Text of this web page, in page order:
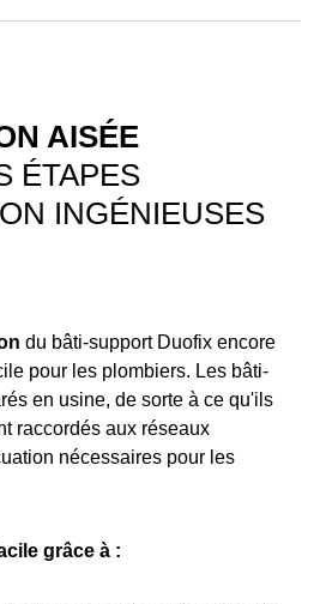
AISÉE
ÉTAPES
INGÉNIEUSES
du bâti-support Duofix encore
pour les plombiers. Les bâti-
en usine, de sorte à ce qu'ils
raccordés aux réseaux
nécessaires pour les
grâce à :